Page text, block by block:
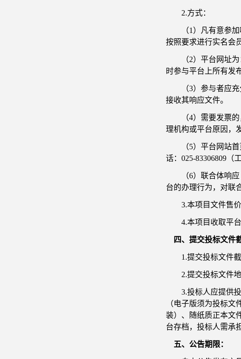
2.方式：
（1）凡有意参
按照要求进行实名会
（2）平台网址
时参与平台上所有发
（3）参与者应
接收其响应文件。
（4）需要发票
理机构或平台原因，
（5）平台网站
话：025-83306809（
（6）联合体响
台的办理行为，对联
3.本项目文件售
4.本项目收取平
四、提交投标文件
1.提交投标文件
2.提交投标文件
3.投标人应提供
（电子版须为投标
装）、随纸质正本文
台存档，投标人需承
五、公告期限：